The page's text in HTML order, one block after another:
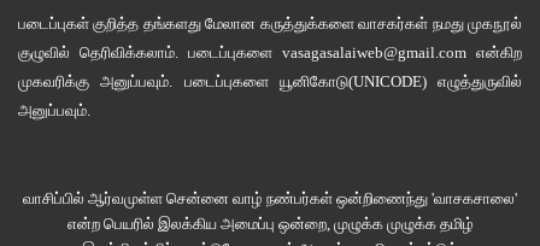
படைப்புகள் குறித்த தங்களது மேலான கருத்துக்களை வாசகர்கள் நமது முகநூல்
குழுவில் தெரிவிக்கலாம். படைப்புகளை vasagasalaiweb@gmail.com என்கிற
முகவரிக்கு அனுப்பவும். படைப்புகளை யூனிகோடு(UNICODE)எழுத்துருவில்
அனுப்பவும்.
வாசிப்பில் ஆர்வமுள்ள சென்னை வாழ் நண்பர்கள் ஒன்றிணைந்து 'வாசகசாலை'
என்ற பெயரில் இலக்கிய அமைப்பு ஒன்றை, முழுக்க முழுக்க தமிழ்